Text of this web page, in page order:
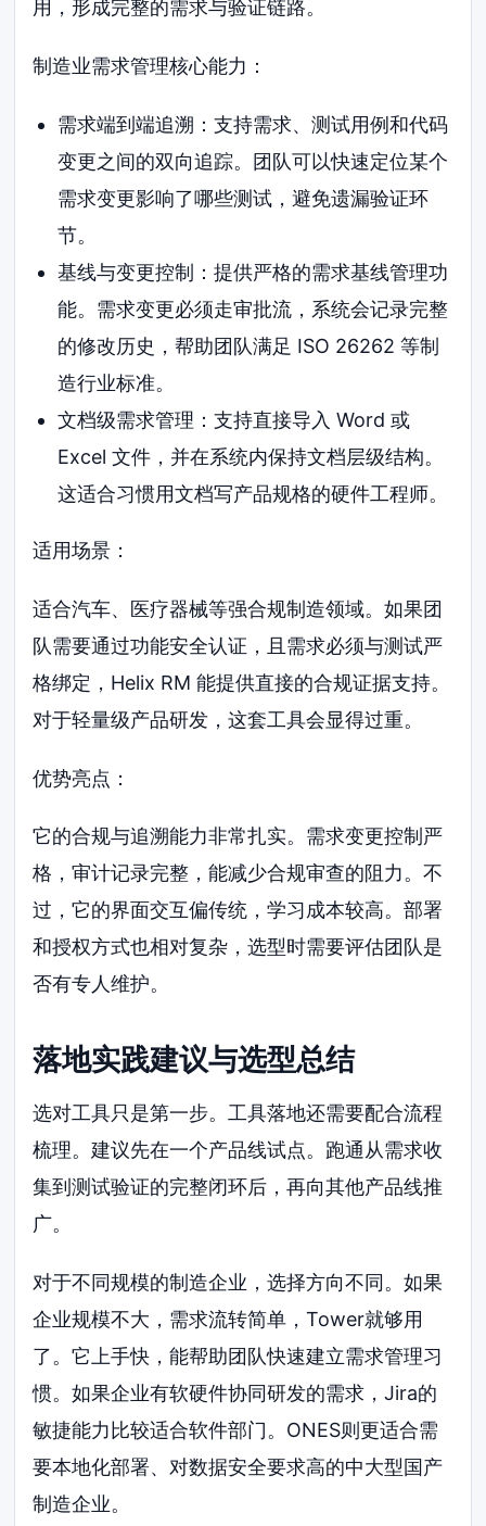
用，形成完整的需求与验证链路。
制造业需求管理核心能力：
需求端到端追溯：支持需求、测试用例和代码
变更之间的双向追踪。团队可以快速定位某个
需求变更影响了哪些测试，避免遗漏验证环
节。
基线与变更控制：提供严格的需求基线管理功
能。需求变更必须走审批流，系统会记录完整
的修改历史，帮助团队满足 ISO 26262 等制
造行业标准。
文档级需求管理：支持直接导入 Word 或
Excel 文件，并在系统内保持文档层级结构。
这适合习惯用文档写产品规格的硬件工程师。
适用场景：
适合汽车、医疗器械等强合规制造领域。如果团
队需要通过功能安全认证，且需求必须与测试严
格绑定，Helix RM 能提供直接的合规证据支持。
对于轻量级产品研发，这套工具会显得过重。
优势亮点：
它的合规与追溯能力非常扎实。需求变更控制严
格，审计记录完整，能减少合规审查的阻力。不
过，它的界面交互偏传统，学习成本较高。部署
和授权方式也相对复杂，选型时需要评估团队是
否有专人维护。
落地实践建议与选型总结
选对工具只是第一步。工具落地还需要配合流程
梳理。建议先在一个产品线试点。跑通从需求收
集到测试验证的完整闭环后，再向其他产品线推
广。
对于不同规模的制造企业，选择方向不同。如果
企业规模不大，需求流转简单，Tower就够用
了。它上手快，能帮助团队快速建立需求管理习
惯。如果企业有软硬件协同研发的需求，Jira的
敏捷能力比较适合软件部门。ONES则更适合需
要本地化部署、对数据安全要求高的中大型国产
制造企业。